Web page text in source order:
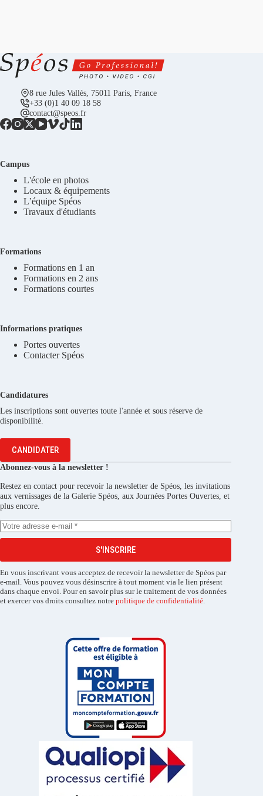
8 rue Jules Vallès, 75011 Paris, France
+33 (0)1 40 09 18 58
contact@speos.fr
Campus
L'école en photos
Locaux & équipements
L’équipe Spéos
Travaux d'étudiants
Formations
Formations en 1 an
Formations en 2 ans
Formations courtes
Informations pratiques
Portes ouvertes
Contacter Spéos
Candidatures
Les inscriptions sont ouvertes toute l'année et sous réserve de
disponibilité.
CANDIDATER
Abonnez-vous à la newsletter !
Restez en contact pour recevoir la newsletter de Spéos, les invitations
aux vernissages de la Galerie Spéos, aux Journées Portes Ouvertes, et
plus encore.
S'INSCRIRE
En vous inscrivant vous acceptez de recevoir la newsletter de Spéos par
e-mail. Vous pouvez vous désinscrire à tout moment via le lien présent
dans chaque envoi. Pour en savoir plus sur le traitement de vos données
et exercer vos droits consultez notre politique de confidentialité.